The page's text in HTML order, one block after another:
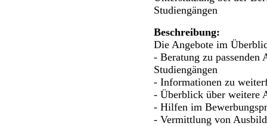
Studiengängen
Beschreibung:
Die Angebote im
- Beratung zu passenden
Studiengängen
- Informationen zu
- Überblick über weitere
- Hilfen im
- Vermittlung von